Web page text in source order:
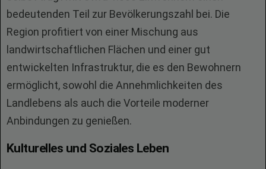
bedeutenden Teil zur Bevölkerungszahl bei. Die
Region profitiert von einer Mischung aus
landwirtschaftlichen Flächen und einer gut
entwickelten Infrastruktur, die es den Bewohnern
ermöglicht, sowohl die Annehmlichkeiten des
Landlebens als auch die Vorteile moderner
Anbindungen zu genießen.
Kulturelles und Soziales Leben